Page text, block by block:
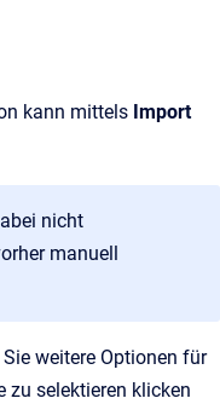
kann mittels Import
nicht
manuell
weitere Optionen für
zu selektieren klicken